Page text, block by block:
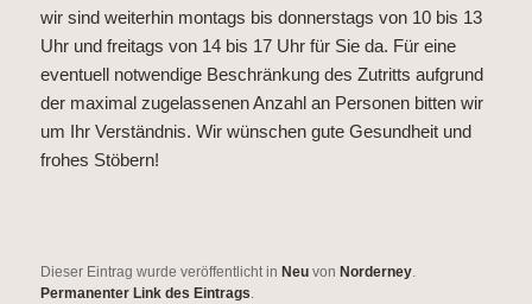
wir sind weiterhin montags bis donnerstags von 10 bis 13
Uhr und freitags von 14 bis 17 Uhr für Sie da. Für eine
eventuell notwendige Beschränkung des Zutritts aufgrund
der maximal zugelassenen Anzahl an Personen bitten wir
um Ihr Verständnis. Wir wünschen gute Gesundheit und
frohes Stöbern!
Dieser Eintrag wurde veröffentlicht inNeu vonNorderney
Permanenter Link des Eintrags